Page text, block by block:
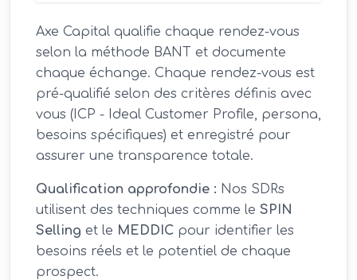
Axe Capital qualifie chaque rendez-vous
selon la méthode BANT et documente
chaque échange. Chaque rendez-vous est
pré-qualifié selon des critères définis avec
vous (ICP - Ideal Customer Profile, persona,
besoins spécifiques) et enregistré pour
assurer une transparence totale.
Qualification approfondie : Nos SDRs
utilisent des techniques comme le SPIN
Selling et le MEDDIC pour identifier les
besoins réels et le potentiel de chaque
prospect.